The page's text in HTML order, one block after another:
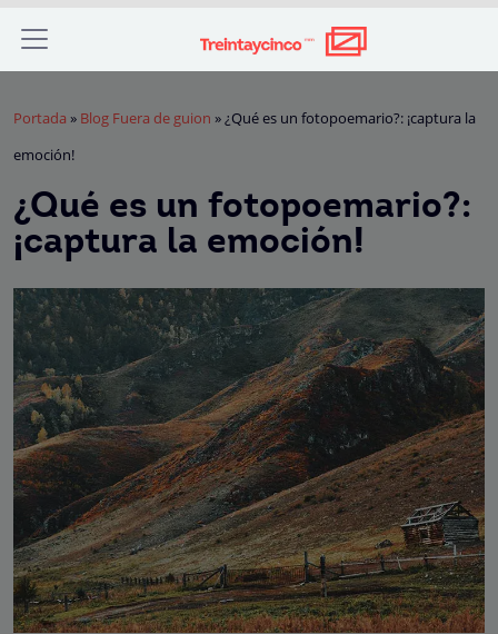
Portada » Blog Fuera de guion »¿Qué es un fotopoemario?: ¡captura la
emoción!
¿Qué es un fotopoemario?:
¡captura la emoción!